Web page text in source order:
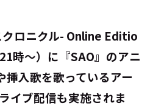
クロニクル- Online Editio
時～）に『SAO』のアニ
挿入歌を歌っているアー
イブ配信も実施されま